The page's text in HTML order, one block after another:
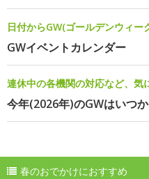
日付からGW(ゴールデンウィー
GWイベントカレンダー
連休中の各機関の対応など、気
今年(2026年)のGWはいつ
春のおでかけにおすすめ